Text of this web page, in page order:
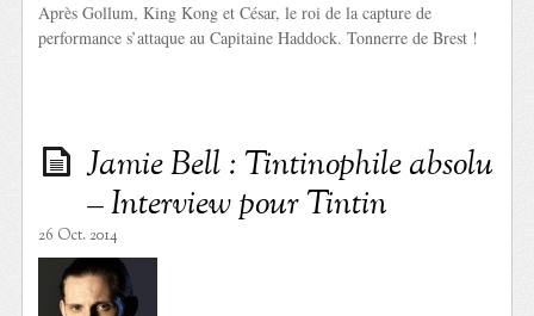
Après Gollum, King Kong et César, le roi de la capture de
performance s’attaque au Capitaine Haddock. Tonnerre de Brest !
Jamie Bell : Tintinophile absolu
– Interview pour Tintin
26 Oct. 2014